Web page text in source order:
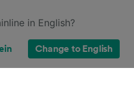
in English?
Change to English